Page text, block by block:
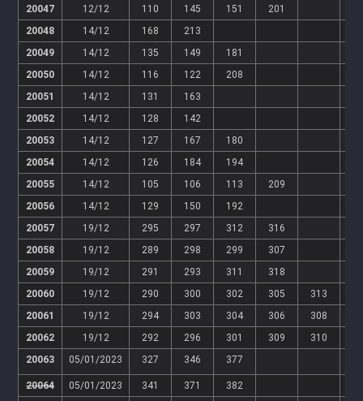
20047 12/12 110 145 151
201
20048
14/12 168
213
20049
14/12 135 149
181
20050
14/12 116 122
208
20051
14/12 131
163
20052
14/12 128
142
20053
14/12 127 167
180
20054
14/12 126 184
194
20055
14/12 105 106 113
209
20056
14/12 129 150
192
20057
19/12 295 297 312
316
20058
19/12 289 298 299
307
20059
19/12 291 293 311
318
20060
19/12 290 300 302 305 313
20061
19/12 294 303 304 306 308
20062
19/12 292 296 301 309 310
20063
05/01/2023 327 346 377
20064 05/01/2023 341 371
382